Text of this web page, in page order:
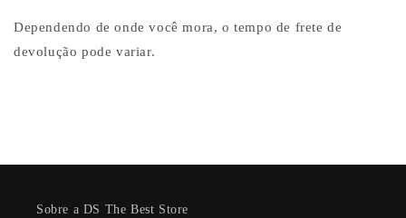
Dependendo de onde você mora, o tempo de frete de
devolução pode variar.
Sobre a DS The Best Store